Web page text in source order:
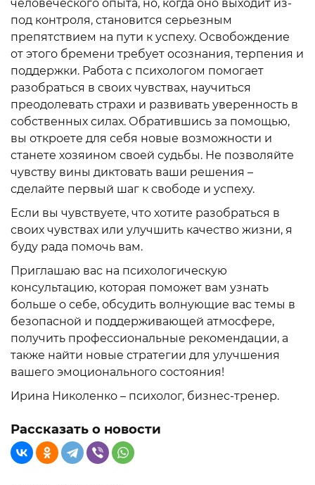
человеческого опыта, но, когда оно выходит из-
под контроля, становится серьезным
препятствием на пути к успеху. Освобождение
от этого бремени требует осознания, терпения и
поддержки. Работа с психологом помогает
разобраться в своих чувствах, научиться
преодолевать страхи и развивать уверенность в
собственных силах. Обратившись за помощью,
вы откроете для себя новые возможности и
станете хозяином своей судьбы. Не позволяйте
чувству вины диктовать ваши решения –
сделайте первый шаг к свободе и успеху.
Если вы чувствуете, что хотите разобраться в
своих чувствах или улучшить качество жизни, я
буду рада помочь вам.
Приглашаю вас на психологическую
консультацию, которая поможет вам узнать
больше о себе, обсудить волнующие вас темы в
безопасной и поддерживающей атмосфере,
получить профессиональные рекомендации, а
также найти новые стратегии для улучшения
вашего эмоционального состояния!
Ирина Николенко – психолог, бизнес-тренер.
Рассказать о новости